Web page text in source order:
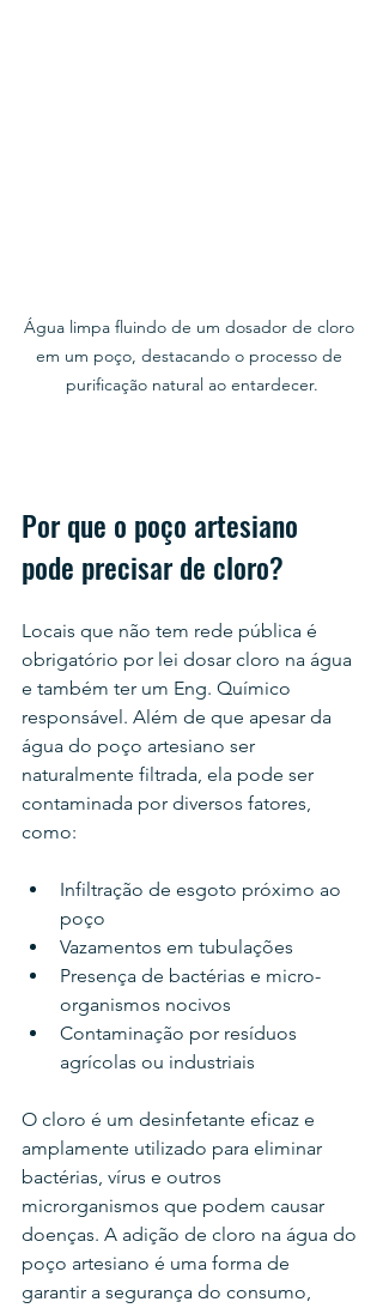
Água limpa fluindo de um dosador de cloro
em um poço, destacando o processo de
purificação natural ao entardecer.
Por que o poço artesiano
pode precisar de cloro?
Locais que não tem rede pública é
obrigatório por lei dosar cloro na água
e também ter um Eng. Químico
responsável. Além de que apesar da
água do poço artesiano ser
naturalmente filtrada, ela pode ser
contaminada por diversos fatores,
como:
Infiltração de esgoto próximo ao
poço
Vazamentos em tubulações
Presença de bactérias e micro-
organismos nocivos
Contaminação por resíduos
agrícolas ou industriais
O cloro é um desinfetante eficaz e
amplamente utilizado para eliminar
bactérias, vírus e outros
microrganismos que podem causar
doenças. A adição de cloro na água do
poço artesiano é uma forma de
garantir a segurança do consumo,